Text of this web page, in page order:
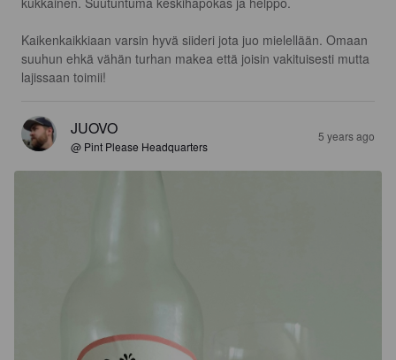
Kaikenkaikkiaan varsin hyvä siideri jota juo mielellään. Omaan
suuhun ehkä vähän turhan makea että joisin vakituisesti mutta
lajissaan toimii!
JUOVO
@ Pint Please Headquarters
5 years ago